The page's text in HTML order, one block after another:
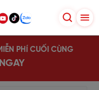
PHÍ CUỐI CÙNG